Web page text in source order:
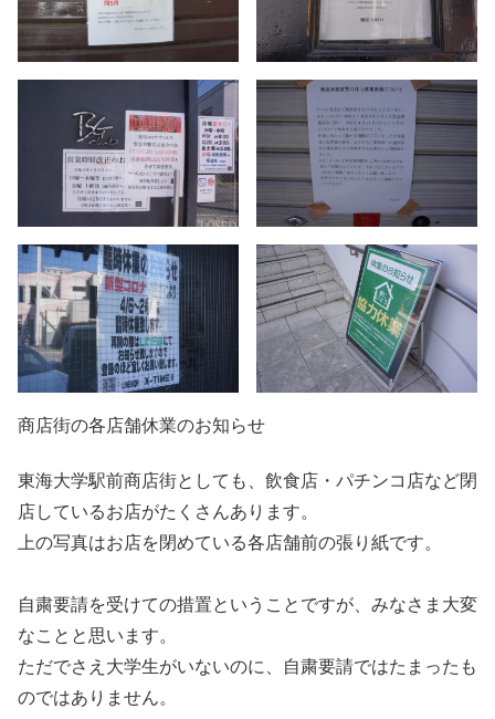
商店街の各店舗休業のお知らせ
東海大学駅前商店街としても、飲食店・パチンコ店など閉
店しているお店がたくさんあります。
上の写真はお店を閉めている各店舗前の張り紙です。
自粛要請を受けての措置ということですが、みなさま大変
なことと思います。
ただでさえ大学生がいないのに、自粛要請ではたまったも
のではありません。